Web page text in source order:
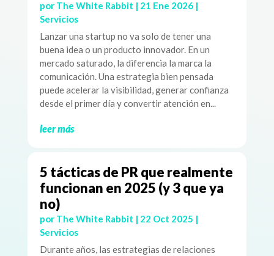
por The White Rabbit | 21 Ene 2026|
Servicios
Lanzar una startup no va solo de tener una
buena idea o un producto innovador. En un
mercado saturado, la diferencia la marca la
comunicación. Una estrategia bien pensada
puede acelerar la visibilidad, generar confianza
desde el primer día y convertir atención en...
leer más
5 tácticas de PR que realmente
funcionan en 2025 (y 3 que ya
no)
por The White Rabbit | 22 Oct 2025 |
Servicios
Durante años, las estrategias de relaciones